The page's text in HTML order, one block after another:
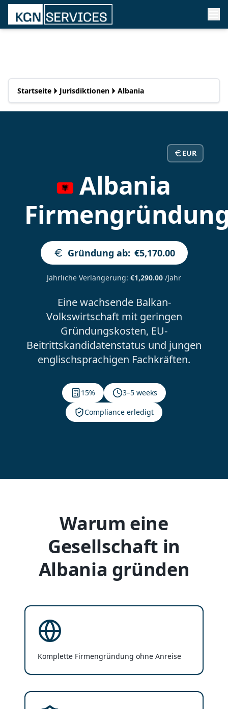
Startseite Jurisdiktionen Albania
EUR
Albania
Gründung ab: €5,170.00
Jährliche Verlängerung: €1,290.00 /Jahr
Eine wachsende Balkan-
Volkswirtschaft mit geringen
Gründungskosten, EU-
Beitrittskandidatenstatus und jungen
englischsprachigen Fachkräften.
15%
3–5 weeks
Compliance erledigt
Warum eine
Gesellschaft in
Albania gründen
Komplette Firmengründung ohne Anreise